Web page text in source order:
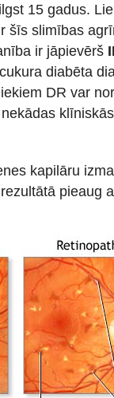
15 gadus.
šīs slimības
ir jāpievērš
diabēta
DR var
kapilāru
pieaug